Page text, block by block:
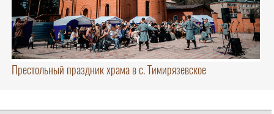
Престольный праздник храма в с. Тимирязевское